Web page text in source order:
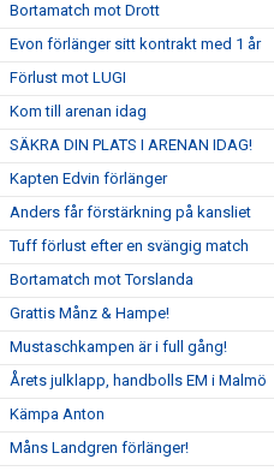
Bortamatch mot Drott
Evon förlänger sitt kontrakt med 1 år
Förlust mot LUGI
Kom till arenan idag
SÄKRA DIN PLATS I ARENAN IDAG!
Kapten Edvin förlänger
Anders får förstärkning på kansliet
Tuff förlust efter en svängig match
Bortamatch mot Torslanda
Grattis Månz & Hampe!
Mustaschkampen är i full gång!
Årets julklapp, handbolls EM i Malmö
Kämpa Anton
Måns Landgren förlänger!